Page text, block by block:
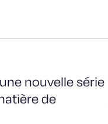
nouvelle série
de